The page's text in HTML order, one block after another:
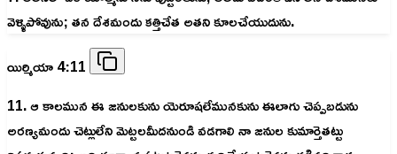
వెళ్ళిపోవును; తన దేశమందు కత్తిచేత అతని కూలచేయుదును.
యిర్మియా 4:11
11. ఆ కాలమున ఈ జనులకును యెరూషలేమునకును ఈలాగు చెప్పబడును
అరణ్యమందు చెట్లులేని మెట్టలమీదనుండి వడగాలి నా జనుల కుమార్తెతట్టు